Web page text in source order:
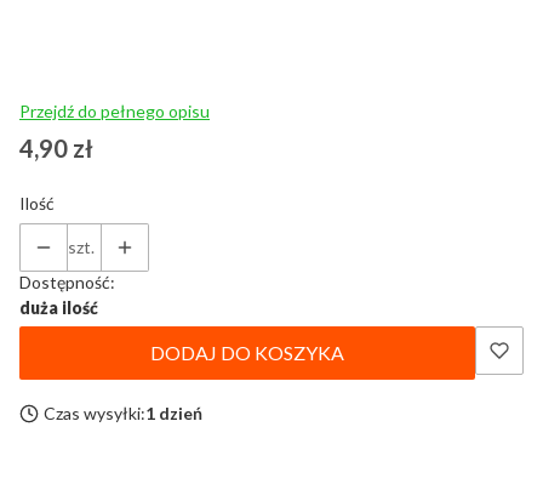
Przejdź do pełnego opisu
Cena
4,90 zł
Ilość
szt.
Dostępność:
duża ilość
DODAJ DO KOSZYKA
Czas wysyłki:1 dzień